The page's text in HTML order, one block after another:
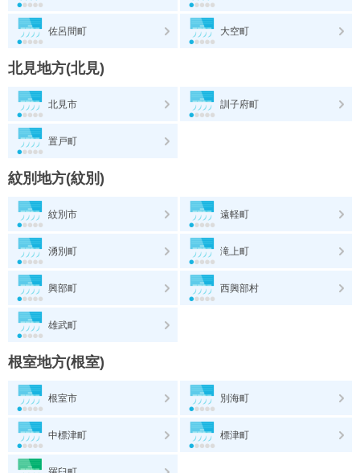
佐呂間町 大空町
北見地方(北見)
北見市 訓子府町
置戸町
紋別地方(紋別)
紋別市 遠軽町
湧別町 滝上町
興部町 西興部村
雄武町
根室地方(根室)
根室市 別海町
中標津町 標津町